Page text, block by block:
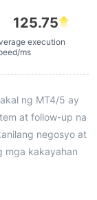
125.75
execution
ms
ng MT4/5 ay
at follow-up na
negosyo at
mga kakayahan